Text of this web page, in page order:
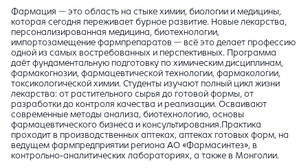
Фармация — это область на стыке химии, биологии и медицины,
которая сегодня переживает бурное развитие. Новые лекарства,
персонализированная медицина, биотехнологии,
импортозамещение фармпрепаратов — всё это делает профессию
одной из самых востребованных и перспективных. Программа
даёт фундаментальную подготовку по химическим дисциплинам,
фармакогнозии, фармацевтической технологии, фармакологии,
токсикологической химии. Студенты изучают полный цикл жизни
лекарства: от растительного сырья до готовой формы, от
разработки до контроля качества и реализации. Осваивают
современные методы анализа, биотехнологию, основы
фармацевтического бизнеса и консультирования.Практика
проходит в производственных аптеках, аптеках готовых форм, на
ведущем фармпредприятии региона АО «Фармасинтез», в
контрольно-аналитических лабораториях, а также в Монголии.